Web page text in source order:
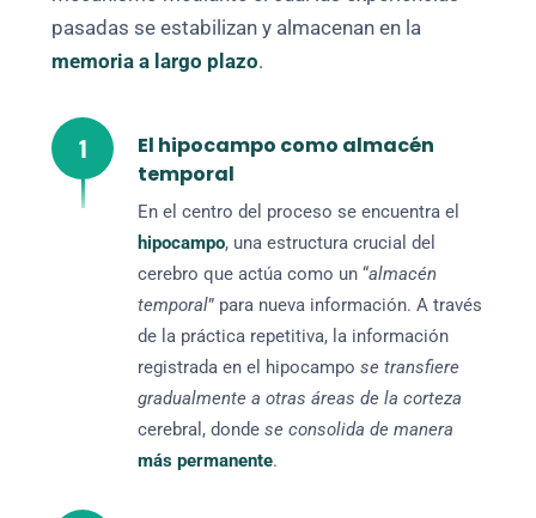
pasadas se estabilizan y almacenan en la
memoria a largo plazo.
1
El hipocampo como almacén
temporal
En el centro del proceso se encuentra el
hipocampo, una estructura crucial del
cerebro que actúa como un “almacén
temporal” para nueva información. A través
de la práctica repetitiva, la información
registrada en el hipocampose transfiere
gradualmente a otras áreas de la corteza
cerebral, dondese consolida de manera
más permanente.